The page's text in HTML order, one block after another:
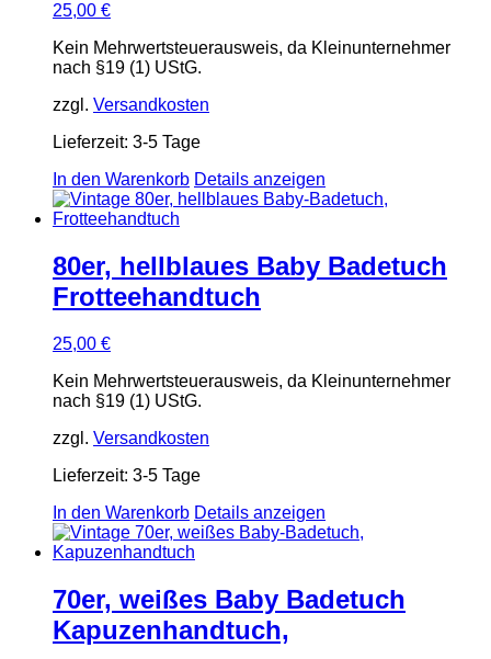
25,00 €
Kein Mehrwertsteuerausweis, da Kleinunternehmer
nach §19 (1) UStG.
zzgl. Versandkosten
Lieferzeit: 3-5 Tage
In den Warenkorb Details anzeigen
80er, hellblaues Baby Badetuch
Frotteehandtuch
25,00 €
Kein Mehrwertsteuerausweis, da Kleinunternehmer
nach §19 (1) UStG.
zzgl. Versandkosten
Lieferzeit: 3-5 Tage
In den Warenkorb Details anzeigen
70er, weißes Baby Badetuch
Kapuzenhandtuch,